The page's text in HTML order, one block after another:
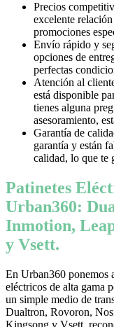
Precios
excelente
promociones
Envío rápido y
opciones de
perfectas
Atención al
está disponible
tienes alguna
asesoramiento,
Garantía de
garantía y están
calidad, lo que te
Patinetes
Urban360:
Inmotion,
y Vsett.
En Urban360 ponemos
eléctricos de alta gama
un simple medio de
Dualtron, Rovoron,
Kingsong y Vsett,